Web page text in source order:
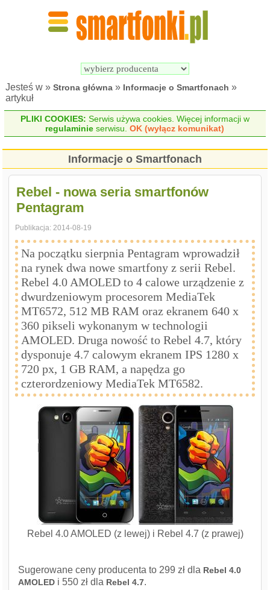
Jesteś w »Strona główna » Informacje o Smartfonach »
artykuł
PLIKI COOKIES: Serwis używa cookies. Więcej informacji w
regulaminie serwisu.OK (wyłącz komunikat)
Informacje o Smartfonach
Rebel - nowa seria smartfonów
Pentagram
Publikacja:2014-08-19
Na początku sierpnia Pentagram wprowadził
na rynek dwa nowe smartfony z serii Rebel.
Rebel 4.0 AMOLED to 4 calowe urządzenie z
dwurdzeniowym procesorem MediaTek
MT6572, 512 MB RAM oraz ekranem 640 x
360 pikseli wykonanym w technologii
AMOLED. Druga nowość to Rebel 4.7, który
dysponuje 4.7 calowym ekranem IPS 1280 x
720 px, 1 GB RAM, a napędza go
czterordzeniowy MediaTek MT6582.
Rebel 4.0 AMOLED (z lewej) i Rebel 4.7 (z prawej)
Sugerowane ceny producenta to 299 zł dla Rebel 4.0
AMOLED i 550 zł dla Rebel 4.7.